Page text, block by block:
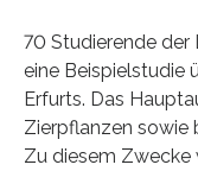
70 Studierende
eine Beispielstudie
Erfurts. Das
Zierpflanzen sowie
Zu diesem Zwecke